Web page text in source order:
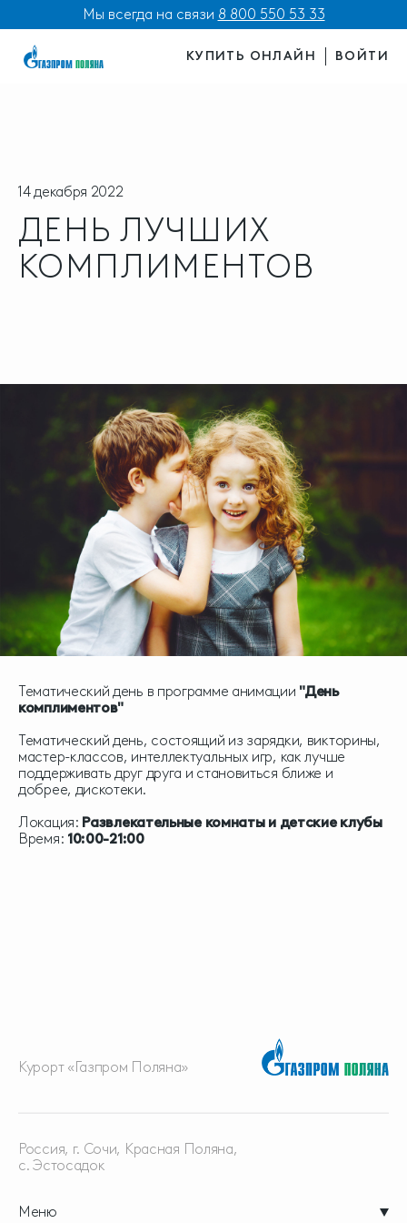
Мы всегда на связи 8 800 550 53 33
КУПИТЬ ОНЛАЙН ВОЙТИ
14 декабря 2022
ДЕНЬ ЛУЧШИХ
КОМПЛИМЕНТОВ
Тематический день в программе анимации "День
комплиментов"
Тематический день, состоящий из зарядки, викторины,
мастер-классов, интеллектуальных игр, как лучше
поддерживать друг друга и становиться ближе и
добрее, дискотеки.
Локация: Развлекательные комнаты и детские клубы
Время: 10:00-21:00
Курорт «Газпром Поляна»
Меню
Россия, г. Сочи, Красная Поляна,
с. Эстосадок